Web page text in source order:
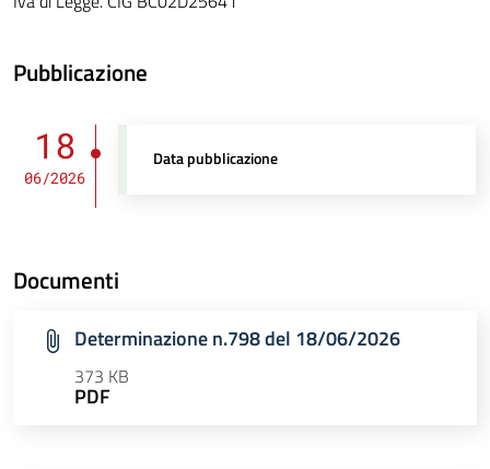
Pubblicazione
18
06/2026
Data pubblicazione
Documenti
Determinazione n.798 del 18/06/2026
373 KB
PDF